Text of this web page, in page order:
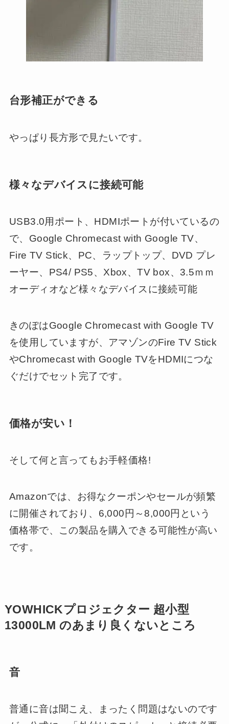
台形補正ができる
やっぱり長方形で見たいです。
様々なデバイスに接続可能
USB3.0用ポート、HDMIポートが付いているの
で、Google Chromecast with Google TV、
Fire TV Stick、PC、ラップトップ、DVD プレ
ーヤー、PS4/ PS5、Xbox、TV box、3.5ｍｍ
オーディオなど様々なデバイスに接続可能
きのぽはGoogle Chromecast with Google TV
を使用していますが、アマゾンのFire TV Stick
やChromecast with Google TVをHDMIにつな
ぐだけでセット完了です。
価格が安い！
そして何と言ってもお手軽価格!
Amazonでは、お得なクーポンやセールが頻繁
に開催されており、6,000円～8,000円という
価格帯で、この製品を購入できる可能性が高い
です。
YOWHICKプロジェクター 超小型
13000LM のあまり良くないところ
音
普通に音は聞こえ、まったく問題はないのです